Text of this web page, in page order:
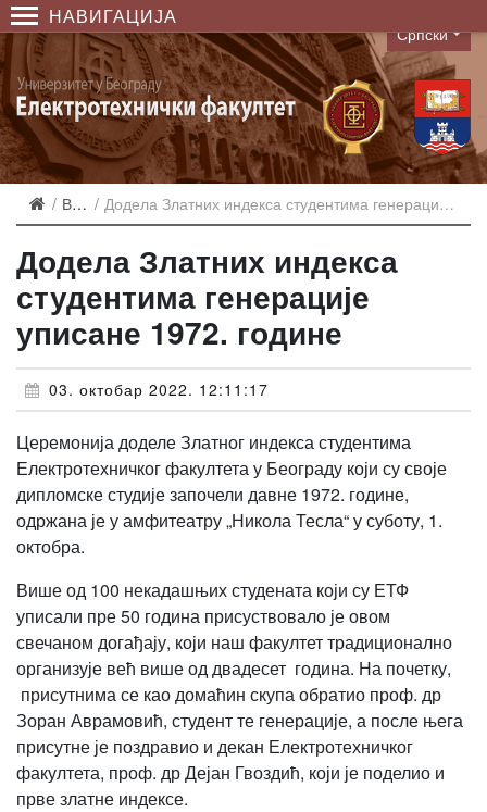
НАВИГАЦИЈА
Language
Српски
Вести Додела Златних индекса студентима генерације уписане 1972. године
Додела Златних индекса
студентима генерације
уписане 1972. године
03. октобар 2022. 12:11:17
Церемонија доделе Златног индекса студентима
Електротехничког факултета у Београду који су своје
дипломске студије започели давне 1972. године,
одржана је у амфитеатру „Никола Тесла“ у суботу, 1.
октобра.
Више од 100 некадашњих студената који су ЕТФ
уписали пре 50 година присуствовало је овом
свечаном догађају, који наш факултет традиционално
организује већ више од двадесет година. На почетку,
присутнима се као домаћин скупа обратио проф. др
Зоран Аврамовић, студент те генерације, а после њега
присутне је поздравио и декан Електротехничког
факултета, проф. др Дејан Гвоздић, који је поделио и
прве златне индексе.